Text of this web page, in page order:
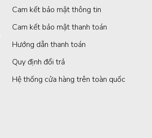
Cam kết bảo mật thông tin
Cam kết bảo mật thanh toán
Hướng dẫn thanh toán
Quy định đổi trả
Hệ thống cửa hàng trên toàn quốc